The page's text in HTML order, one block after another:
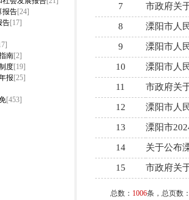
报告[24]
告[17]
南[2]
度[19]
报[25]
[453]